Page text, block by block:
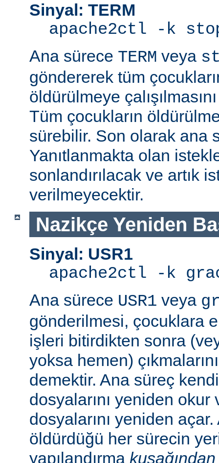
Sinyal: TERM
apache2ctl -k
Ana sürece TERM veya
göndererek tüm
öldürülmeye
Tüm çocukların
sürebilir. Son olarak ana
Yanıtlanmakta olan
sonlandırılacak ve artık
verilmeyecektir.
Nazikçe Yeniden
Sinyal: USR1
apache2ctl -k
Ana sürece USR1 veya
gönderilmesi, çocuklara
işleri bitirdikten sonra
yoksa hemen)
demektir. Ana süreç
dosyalarını yeniden
dosyalarını yeniden
öldürdüğü her sürecin
yapılandırma kuşağından